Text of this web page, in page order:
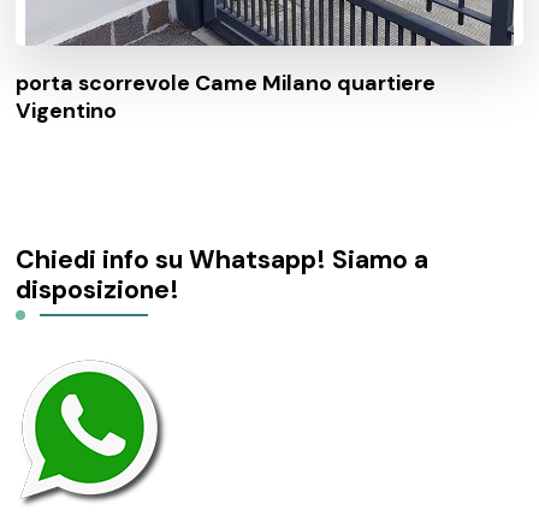
porta scorrevole Came Milano quartiere
Vigentino
Chiedi info su Whatsapp! Siamo a
disposizione!